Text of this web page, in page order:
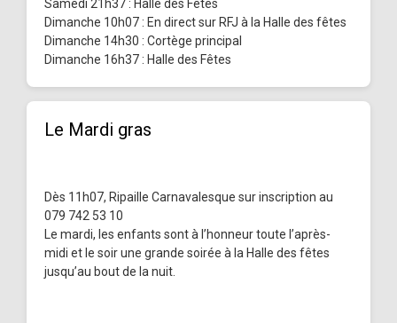
Samedi 21h37 : Halle des Fêtes
Dimanche 10h07 : En direct sur RFJ à la Halle des fêtes
Dimanche 14h30 : Cortège principal
Dimanche 16h37 : Halle des Fêtes
Le Mardi gras
Dès 11h07, Ripaille Carnavalesque sur inscription au
079 742 53 10
Le mardi, les enfants sont à l’honneur toute l’après-
midi et le soir une grande soirée à la Halle des fêtes
jusqu’au bout de la nuit.